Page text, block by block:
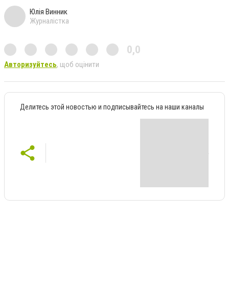
Юлія Винник
Журналістка
0,0
Авторизуйтесь, щоб оцінити
Делитесь этой новостью и подписывайтесь на наши каналы